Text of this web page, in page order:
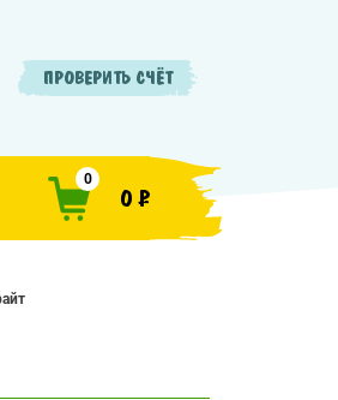
ПРОВЕРИТЬ СЧЁТ
0
0 ₽